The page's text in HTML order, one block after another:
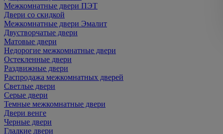
Межкомнатные двери ПЭТ
Двери со скидкой
Межкомнатные двери Эмалит
Двустворчатые двери
Матовые двери
Недорогие межкомнатные двери
Остекленные двери
Раздвижные двери
Распродажа межкомнатных дверей
Светлые двери
Серые двери
Темные межкомнатные двери
Двери венге
Черные двери
Гладкие двери